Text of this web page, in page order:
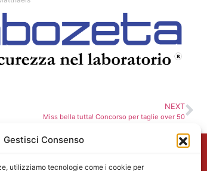
Gestisci Consenso
utilizziamo tecnologie come i cookie per
NEXT
Miss bella tutta! Concorso per taglie over 50